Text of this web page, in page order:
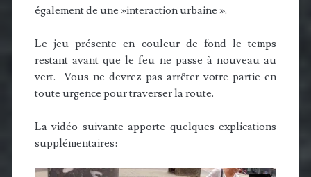
également de une »interaction urbaine ».
Le jeu présente en couleur de fond le temps
restant avant que le feu ne passe à nouveau au
vert. Vous ne devrez pas arrêter votre partie en
toute urgence pour traverser la route.
La vidéo suivante apporte quelques explications
supplémentaires: